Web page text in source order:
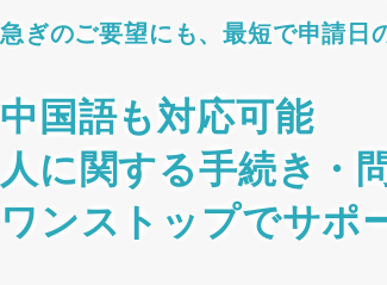
急ぎのご要望にも、最短で申請日
中国語も対応可能
人に関する手続き・
ワンストップでサポ